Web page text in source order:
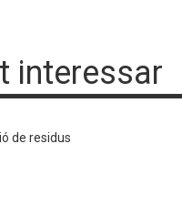
interessar
de residus